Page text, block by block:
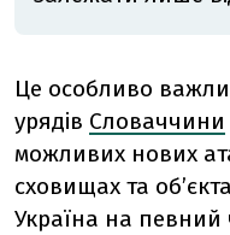
Це особливо
урядів Словаччини
можливих нових
сховищах та
Україна на певний